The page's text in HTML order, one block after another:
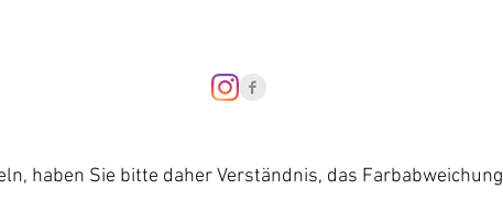
haben Sie bitte daher Verständnis, das